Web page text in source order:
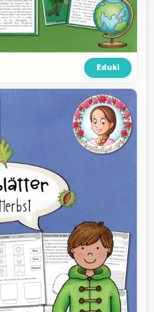
Eduki